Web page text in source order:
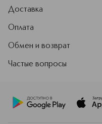
Доставка
Оплата
Обмен и возврат
Частые вопросы